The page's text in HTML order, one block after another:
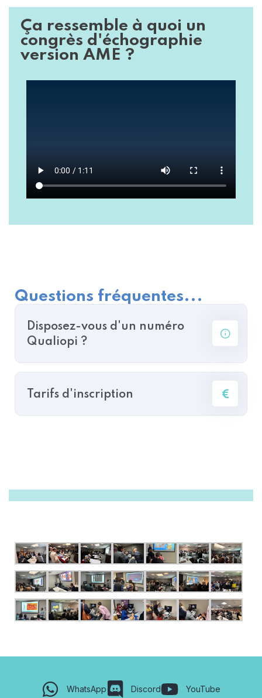
Ça ressemble à quoi un
congrès d'échographie
version AME ?
Questions fréquentes...
Disposez-vous d'un numéro
Qualiopi ?
Tarifs d'inscription
WhatsApp Discord
YouTube